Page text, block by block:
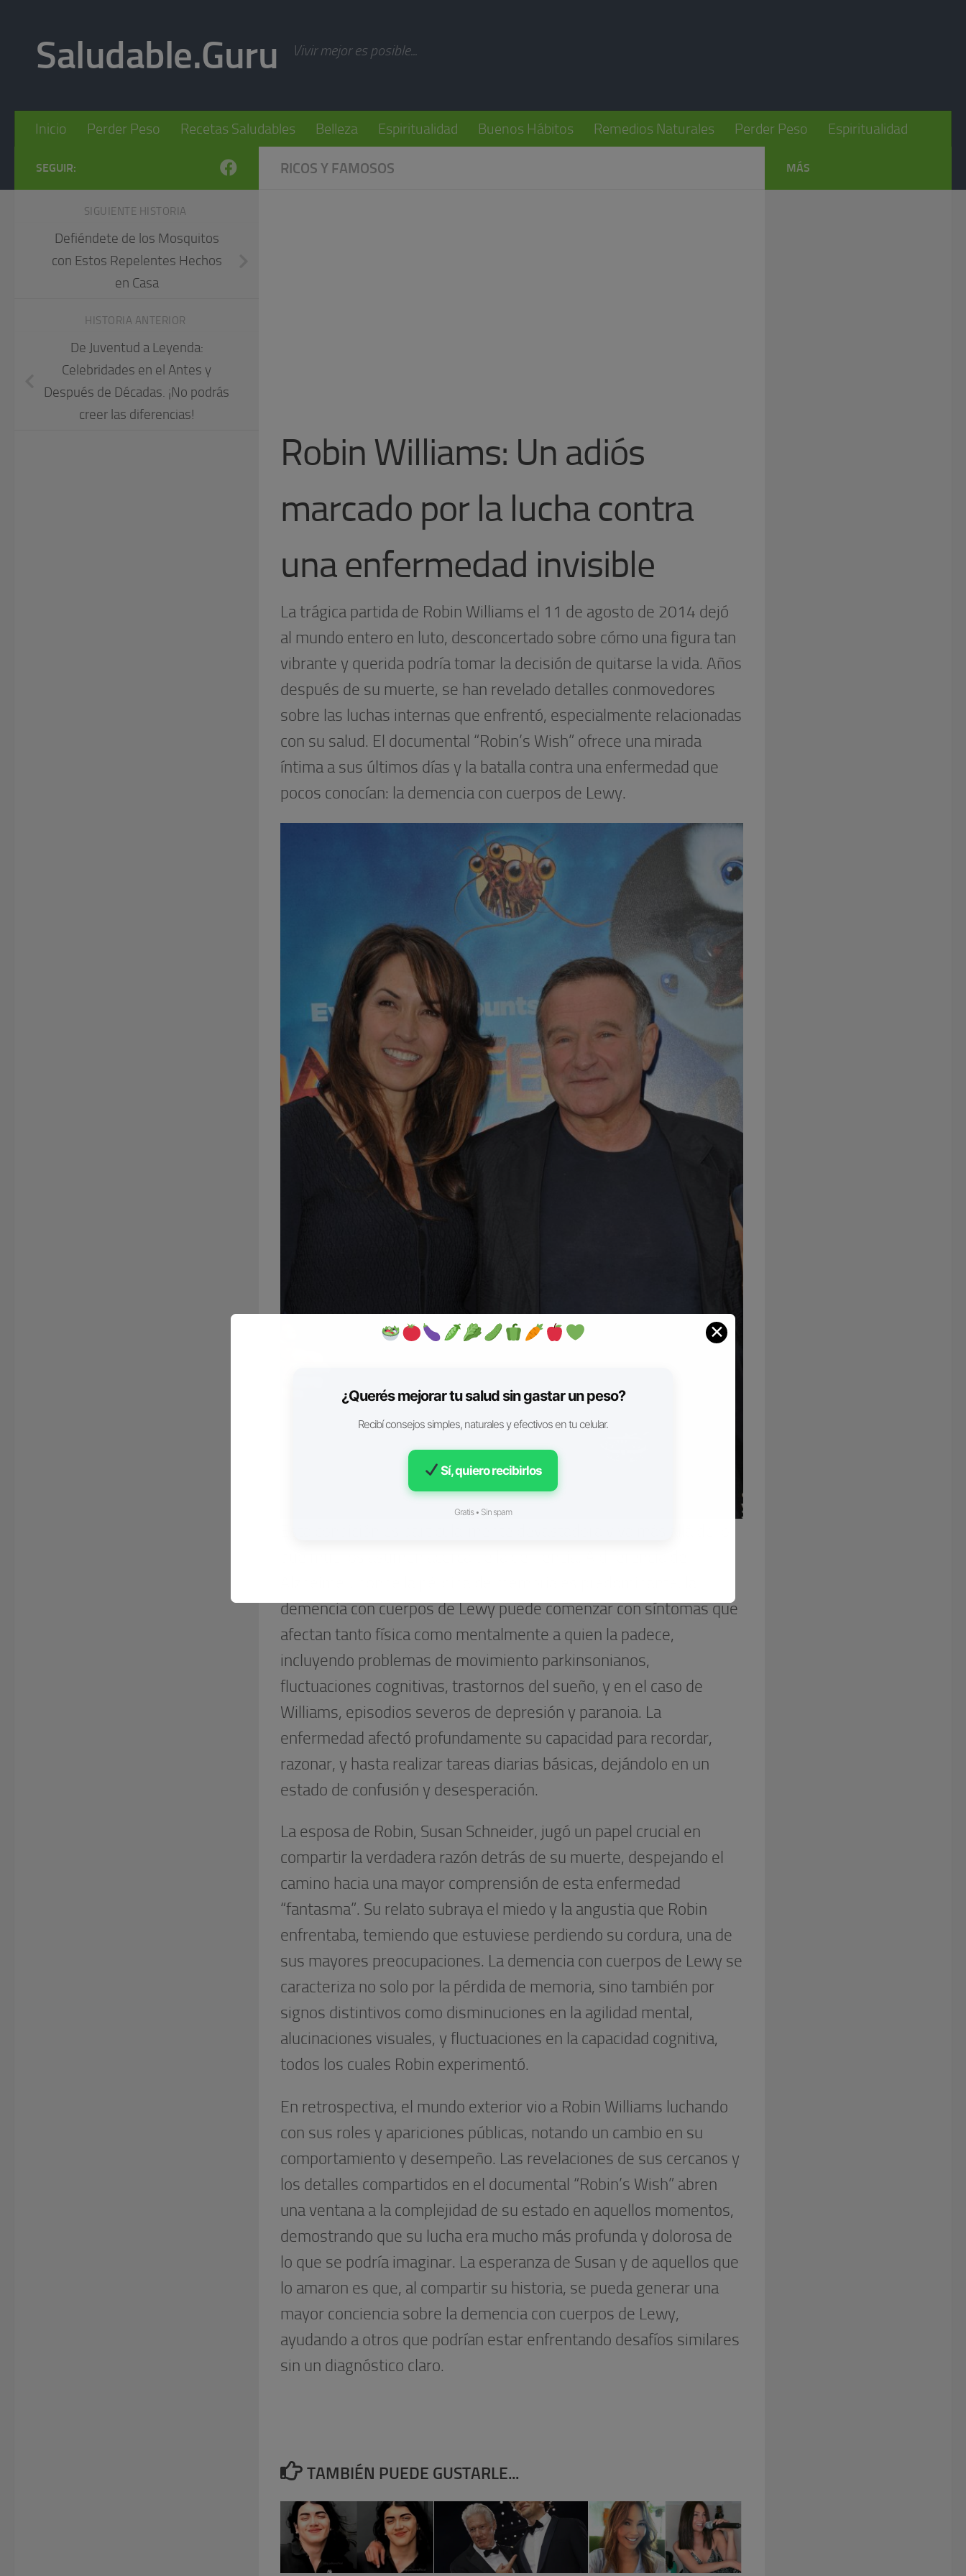
Saludable.Guru Vivir mejor es posible...
Inicio Perder Peso Recetas Saludables Belleza Espiritualidad Buenos Hábitos Remedios Naturales Perder Peso Espiritualidad
RICOS Y FAMOSOS
Robin Williams: Un adiós
marcado por la lucha contra
una enfermedad invisible
La trágica partida de Robin Williams el 11 de agosto de 2014 dejó
al mundo entero en luto, desconcertado sobre cómo una figura tan
vibrante y querida podría tomar la decisión de quitarse la vida. Años
después de su muerte, se han revelado detalles conmovedores
sobre las luchas internas que enfrentó, especialmente relacionadas
con su salud. El documental “Robin’s Wish” ofrece una mirada
íntima a sus últimos días y la batalla contra una enfermedad que
pocos conocían: la demencia con cuerpos de Lewy.
demencia con cuerpos de Lewy puede comenzar con síntomas que
afectan tanto física como mentalmente a quien la padece,
incluyendo problemas de movimiento parkinsonianos,
fluctuaciones cognitivas, trastornos del sueño, y en el caso de
Williams, episodios severos de depresión y paranoia. La
enfermedad afectó profundamente su capacidad para recordar,
razonar, y hasta realizar tareas diarias básicas, dejándolo en un
estado de confusión y desesperación.
La esposa de Robin, Susan Schneider, jugó un papel crucial en
compartir la verdadera razón detrás de su muerte, despejando el
camino hacia una mayor comprensión de esta enfermedad
“fantasma”. Su relato subraya el miedo y la angustia que Robin
enfrentaba, temiendo que estuviese perdiendo su cordura, una de
sus mayores preocupaciones. La demencia con cuerpos de Lewy se
caracteriza no solo por la pérdida de memoria, sino también por
signos distintivos como disminuciones en la agilidad mental,
alucinaciones visuales, y fluctuaciones en la capacidad cognitiva,
todos los cuales Robin experimentó.
En retrospectiva, el mundo exterior vio a Robin Williams luchando
con sus roles y apariciones públicas, notando un cambio en su
comportamiento y desempeño. Las revelaciones de sus cercanos y
los detalles compartidos en el documental “Robin’s Wish” abren
una ventana a la complejidad de su estado en aquellos momentos,
demostrando que su lucha era mucho más profunda y dolorosa de
lo que se podría imaginar. La esperanza de Susan y de aquellos que
lo amaron es que, al compartir su historia, se pueda generar una
mayor conciencia sobre la demencia con cuerpos de Lewy,
ayudando a otros que podrían estar enfrentando desafíos similares
sin un diagnóstico claro.
TAMBIÉN PUEDE GUSTARLE...
SEGUIR:
SIGUIENTE HISTORIA
Defiéndete de los Mosquitos
con Estos Repelentes Hechos
en Casa
HISTORIA ANTERIOR
De Juventud a Leyenda:
Celebridades en el Antes y
Después de Décadas. ¡No podrás
creer las diferencias!
MÁS
✕
¿Querés mejorar tu salud sin gastar un peso?
Recibí consejos simples, naturales y efectivos en tu celular.
Sí, quiero recibirlos
Gratis • Sin spam